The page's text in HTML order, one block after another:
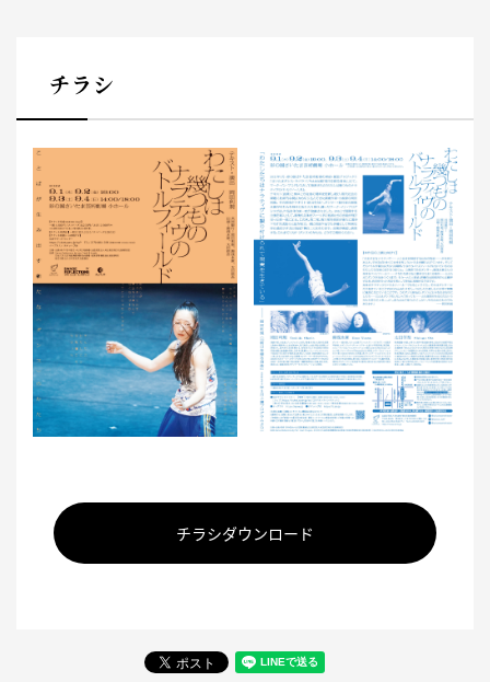
チラシ
チラシダウンロード